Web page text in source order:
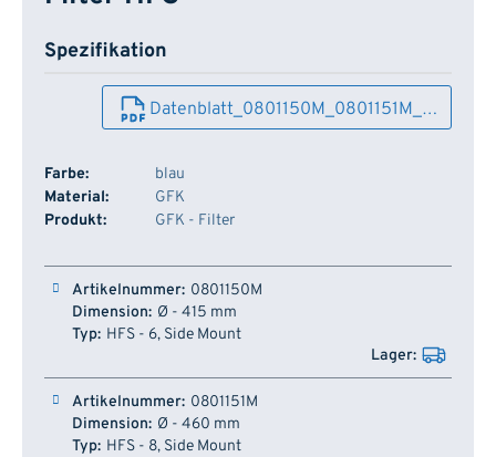
Spezifikation
Datenblatt_0801150M_0801151M_…
Farbe:
blau
Material:
GFK
Produkt:
GFK - Filter
Artikelnummer Dimension
0801150M
Ø - 415 mm
HFS - 6, Side Mount
0801151M
Ø - 460 mm
HFS - 8, Side Mount